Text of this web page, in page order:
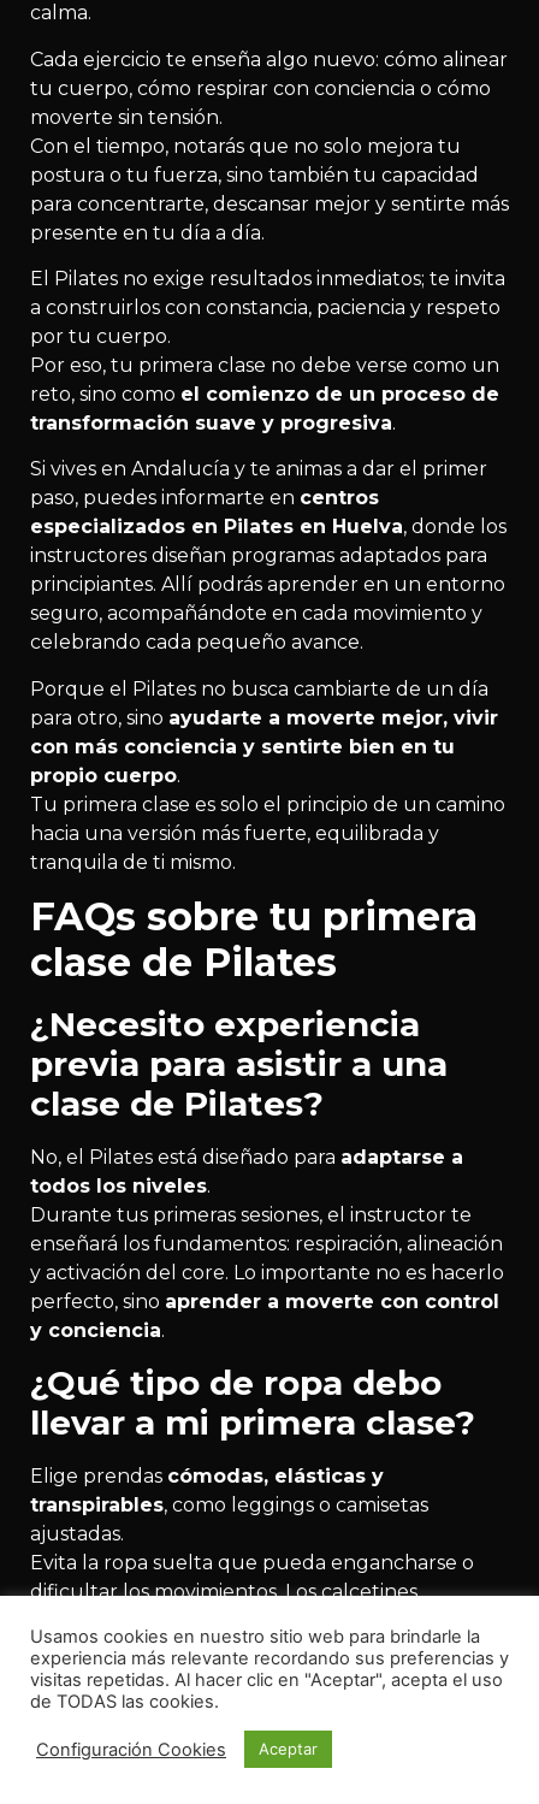
calma.
Cada ejercicio te enseña algo nuevo: cómo alinear
tu cuerpo, cómo respirar con conciencia o cómo
moverte sin tensión.
Con el tiempo, notarás que no solo mejora tu
postura o tu fuerza, sino también tu capacidad
para concentrarte, descansar mejor y sentirte más
presente en tu día a día.
El Pilates no exige resultados inmediatos; te invita
a construirlos con constancia, paciencia y respeto
por tu cuerpo.
Por eso, tu primera clase no debe verse como un
reto, sino como el comienzo de un proceso de
transformación suave y progresiva.
Si vives en Andalucía y te animas a dar el primer
paso, puedes informarte en centros
especializados en Pilates en Huelva, donde los
instructores diseñan programas adaptados para
principiantes. Allí podrás aprender en un entorno
seguro, acompañándote en cada movimiento y
celebrando cada pequeño avance.
Porque el Pilates no busca cambiarte de un día
para otro, sino ayudarte a moverte mejor, vivir
con más conciencia y sentirte bien en tu
propio cuerpo.
Tu primera clase es solo el principio de un camino
hacia una versión más fuerte, equilibrada y
tranquila de ti mismo.
FAQs sobre tu primera
clase de Pilates
¿Necesito experiencia
previa para asistir a una
clase de Pilates?
No, el Pilates está diseñado para adaptarse a
todos los niveles.
Durante tus primeras sesiones, el instructor te
enseñará los fundamentos: respiración, alineación
y activación del core. Lo importante no es hacerlo
perfecto, sino aprender a moverte con control
y conciencia.
¿Qué tipo de ropa debo
llevar a mi primera clase?
Elige prendas cómodas, elásticas y
transpirables, como leggings o camisetas
ajustadas.
Evita la ropa suelta que pueda engancharse o
dificultar los movimientos. Los calcetines
mantener estabilidad e higiene.
¿Debo llevar esterilla o
material propio?
Usamos cookies en nuestro sitio web para brindarle la
experiencia más relevante recordando sus preferencias y
visitas repetidas. Al hacer clic en "Aceptar", acepta el uso
de TODAS las cookies.
Configuración Cookies Aceptar